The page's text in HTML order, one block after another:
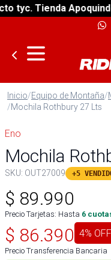
tyc. Tienda Apoquindo
Inicio/Equipo de Montaña/
/Mochila Rothbury 27 Lts
Eno
Mochila
SKU: OUT27009 +5
$ 89.990
Precio Tarjetas: Hasta 6
$ 86.390 4% OFF
Precio Transferencia Bancaria